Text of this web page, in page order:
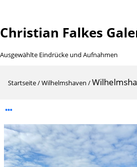
Christian Falkes
Ausgewählte Eindrücke und Aufnahmen
Startseite/Wilhelmshaven /